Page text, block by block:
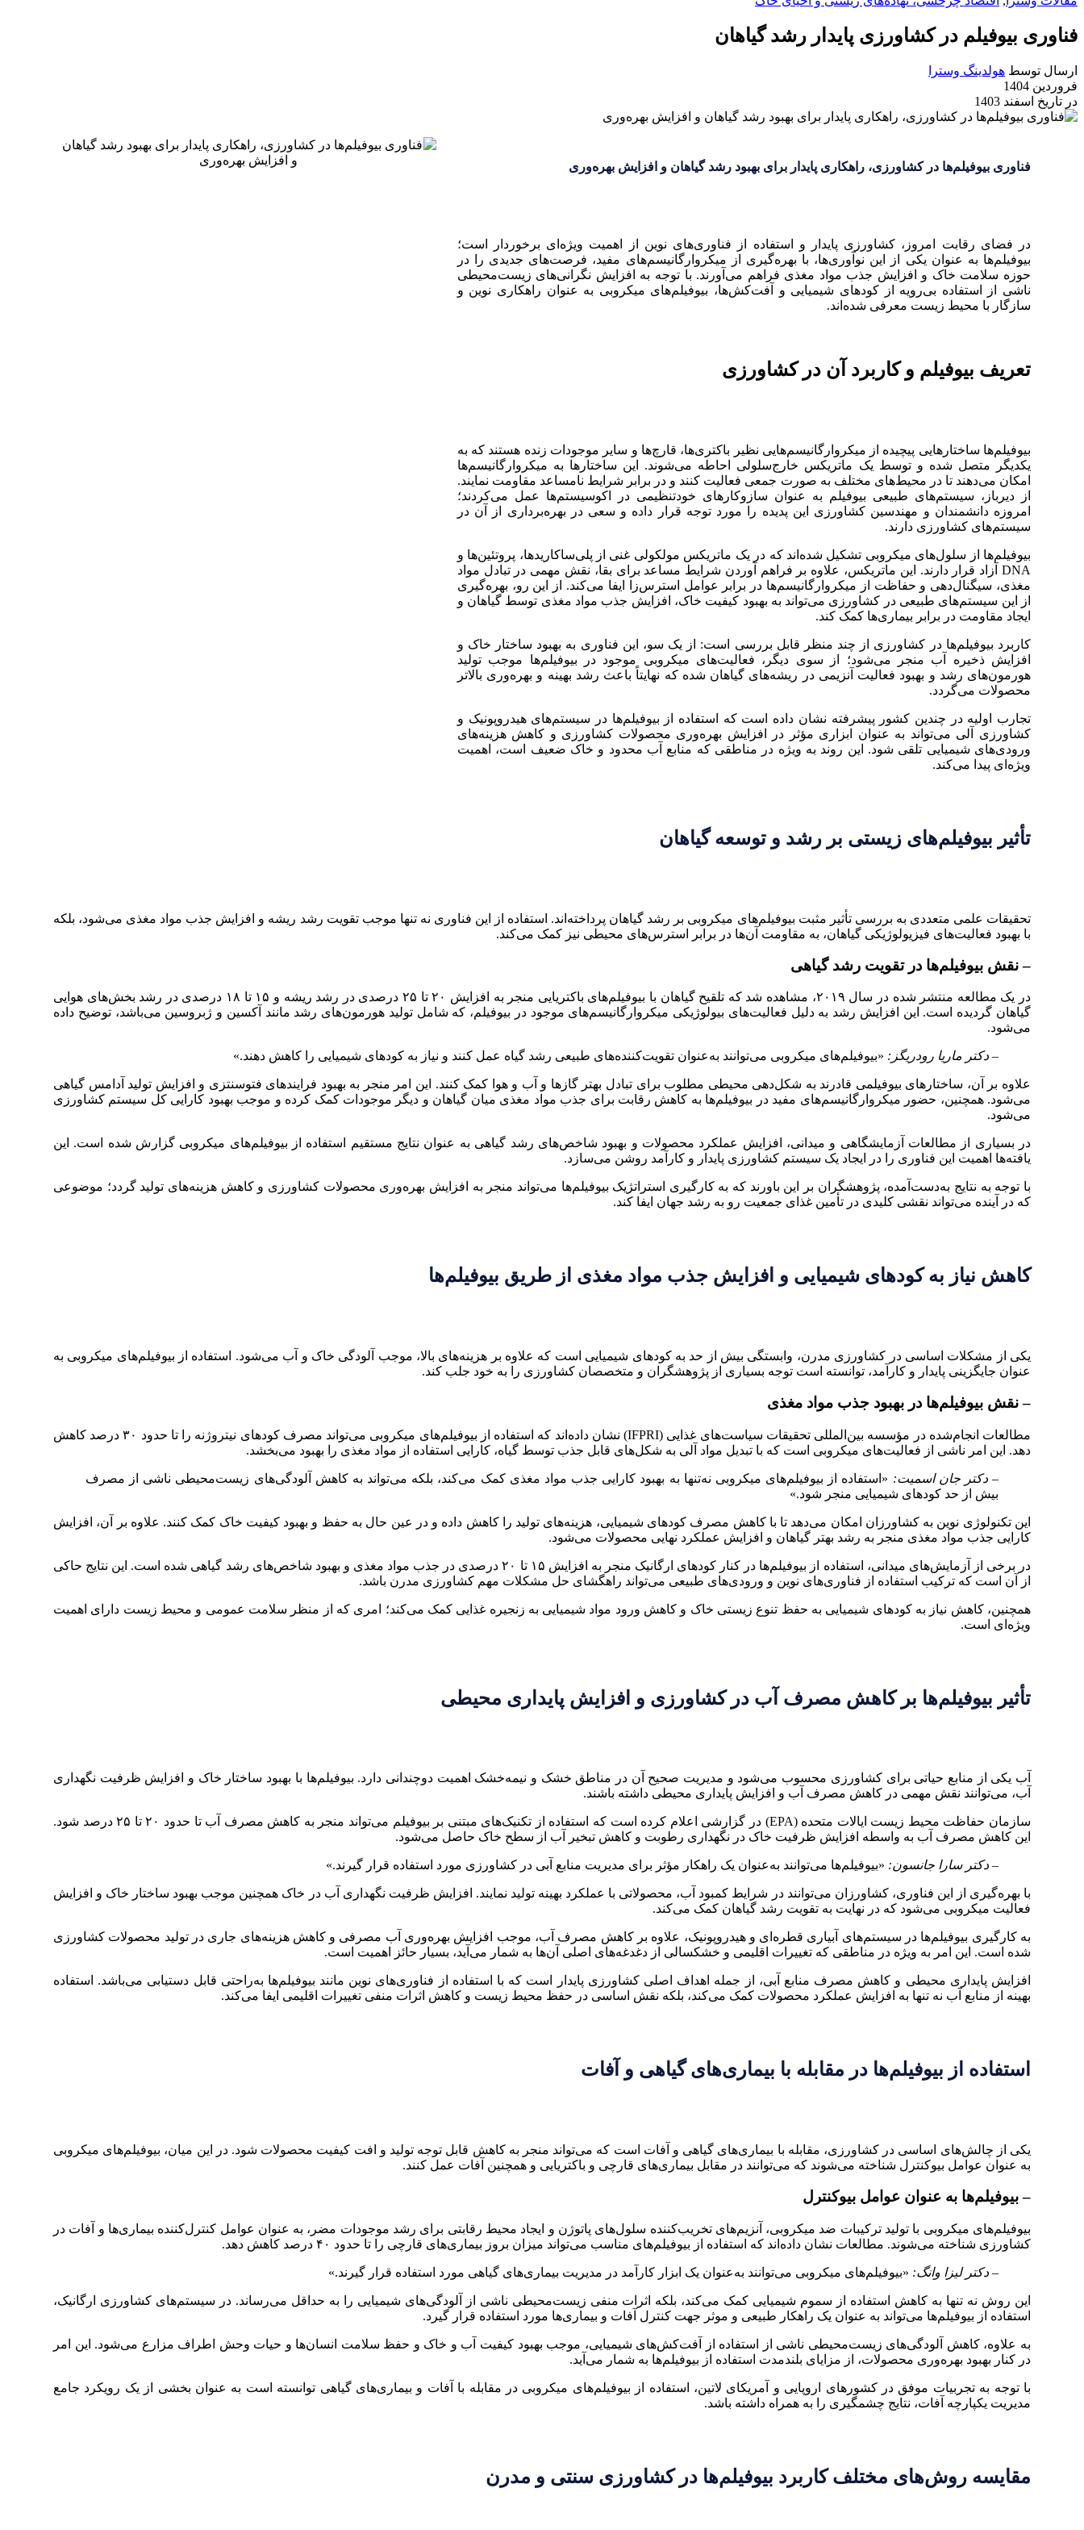
فناوری بیوفیلم در کشاورزی پایدار رشد گیاهان
ارسال توسط هولدینگ وسترا
فروردین 1404
در تاریخ اسفند 1403
فناوری بیوفیلم‌ها در کشاورزی، راهکاری پایدار برای بهبود رشد گیاهان و افزایش بهره‌وری
در فضای رقابت امروز، کشاورزی پایدار و استفاده از فناوری‌های نوین از اهمیت ویژه‌ای برخوردار است؛
بیوفیلم‌ها به عنوان یکی از این نوآوری‌ها، با بهره‌گیری از میکروارگانیسم‌های مفید، فرصت‌های جدیدی را در
حوزه سلامت خاک و افزایش جذب مواد مغذی فراهم می‌آورند. با توجه به افزایش نگرانی‌های زیست‌محیطی
ناشی از استفاده بی‌رویه از کودهای شیمیایی و آفت‌کش‌ها، بیوفیلم‌های میکروبی به عنوان راهکاری نوین و
سازگار با محیط زیست معرفی شده‌اند.
تعریف بیوفیلم و کاربرد آن در کشاورزی
بیوفیلم‌ها ساختارهایی پیچیده از میکروارگانیسم‌هایی نظیر باکتری‌ها، قارچ‌ها و سایر موجودات زنده هستند که به
یکدیگر متصل شده و توسط یک ماتریکس خارج‌سلولی احاطه می‌شوند. این ساختارها به میکروارگانیسم‌ها
امکان می‌دهند تا در محیط‌های مختلف به صورت جمعی فعالیت کنند و در برابر شرایط نامساعد مقاومت نمایند.
از دیرباز، سیستم‌های طبیعی بیوفیلم به عنوان سازوکارهای خودتنظیمی در اکوسیستم‌ها عمل می‌کردند؛
امروزه دانشمندان و مهندسین کشاورزی این پدیده را مورد توجه قرار داده و سعی در بهره‌برداری از آن در
سیستم‌های کشاورزی دارند.
بیوفیلم‌ها از سلول‌های میکروبی تشکیل شده‌اند که در یک ماتریکس مولکولی غنی از پلی‌ساکاریدها، پروتئین‌ها و
DNA آزاد قرار دارند. این ماتریکس، علاوه بر فراهم آوردن شرایط مساعد برای بقا، نقش مهمی در تبادل مواد
مغذی، سیگنال‌دهی و حفاظت از میکروارگانیسم‌ها در برابر عوامل استرس‌زا ایفا می‌کند. از این رو، بهره‌گیری
از این سیستم‌های طبیعی در کشاورزی می‌تواند به بهبود کیفیت خاک، افزایش جذب مواد مغذی توسط گیاهان و
ایجاد مقاومت در برابر بیماری‌ها کمک کند.
کاربرد بیوفیلم‌ها در کشاورزی از چند منظر قابل بررسی است: از یک سو، این فناوری به بهبود ساختار خاک و
افزایش ذخیره آب منجر می‌شود؛ از سوی دیگر، فعالیت‌های میکروبی موجود در بیوفیلم‌ها موجب تولید
هورمون‌های رشد و بهبود فعالیت آنزیمی در ریشه‌های گیاهان شده که نهایتاً باعث رشد بهینه و بهره‌وری بالاتر
محصولات می‌گردد.
تجارب اولیه در چندین کشور پیشرفته نشان داده است که استفاده از بیوفیلم‌ها در سیستم‌های هیدروپونیک و
کشاورزی آلی می‌تواند به عنوان ابزاری مؤثر در افزایش بهره‌وری محصولات کشاورزی و کاهش هزینه‌های
ورودی‌های شیمیایی تلقی شود. این روند به ویژه در مناطقی که منابع آب محدود و خاک ضعیف است، اهمیت
ویژه‌ای پیدا می‌کند.
تأثیر بیوفیلم‌های زیستی بر رشد و توسعه گیاهان
تحقیقات علمی متعددی به بررسی تأثیر مثبت بیوفیلم‌های میکروبی بر رشد گیاهان پرداخته‌اند. استفاده از این فناوری نه تنها موجب تقویت رشد ریشه و افزایش جذب مواد مغذی می‌شود، بلکه
با بهبود فعالیت‌های فیزیولوژیکی گیاهان، به مقاومت آن‌ها در برابر استرس‌های محیطی نیز کمک می‌کند.
– نقش بیوفیلم‌ها در تقویت رشد گیاهی
در یک مطالعه منتشر شده در سال ۲۰۱۹، مشاهده شد که تلقیح گیاهان با بیوفیلم‌های باکتریایی منجر به افزایش ۲۰ تا ۲۵ درصدی در رشد ریشه و ۱۵ تا ۱۸ درصدی در رشد بخش‌های هوایی
گیاهان گردیده است. این افزایش رشد به دلیل فعالیت‌های بیولوژیکی میکروارگانیسم‌های موجود در بیوفیلم، که شامل تولید هورمون‌های رشد مانند آکسین و ژبروسین می‌باشد، توضیح داده
می‌شود.
– دکتر ماریا رودریگز: «بیوفیلم‌های میکروبی می‌توانند به‌عنوان تقویت‌کننده‌های طبیعی رشد گیاه عمل کنند و نیاز به کودهای شیمیایی را کاهش دهند.»
علاوه بر آن، ساختارهای بیوفیلمی قادرند به شکل‌دهی محیطی مطلوب برای تبادل بهتر گازها و آب و هوا کمک کنند. این امر منجر به بهبود فرایندهای فتوسنتزی و افزایش تولید آدامس گیاهی
می‌شود. همچنین، حضور میکروارگانیسم‌های مفید در بیوفیلم‌ها به کاهش رقابت برای جذب مواد مغذی میان گیاهان و دیگر موجودات کمک کرده و موجب بهبود کارایی کل سیستم کشاورزی
می‌شود.
در بسیاری از مطالعات آزمایشگاهی و میدانی، افزایش عملکرد محصولات و بهبود شاخص‌های رشد گیاهی به عنوان نتایج مستقیم استفاده از بیوفیلم‌های میکروبی گزارش شده است. این
یافته‌ها اهمیت این فناوری را در ایجاد یک سیستم کشاورزی پایدار و کارآمد روشن می‌سازد.
با توجه به نتایج به‌دست‌آمده، پژوهشگران بر این باورند که به کارگیری استراتژیک بیوفیلم‌ها می‌تواند منجر به افزایش بهره‌وری محصولات کشاورزی و کاهش هزینه‌های تولید گردد؛ موضوعی
که در آینده می‌تواند نقشی کلیدی در تأمین غذای جمعیت رو به رشد جهان ایفا کند.
کاهش نیاز به کودهای شیمیایی و افزایش جذب مواد مغذی از طریق بیوفیلم‌ها
یکی از مشکلات اساسی در کشاورزی مدرن، وابستگی بیش از حد به کودهای شیمیایی است که علاوه بر هزینه‌های بالا، موجب آلودگی خاک و آب می‌شود. استفاده از بیوفیلم‌های میکروبی به
عنوان جایگزینی پایدار و کارآمد، توانسته است توجه بسیاری از پژوهشگران و متخصصان کشاورزی را به خود جلب کند.
– نقش بیوفیلم‌ها در بهبود جذب مواد مغذی
مطالعات انجام‌شده در مؤسسه بین‌المللی تحقیقات سیاست‌های غذایی (IFPRI) نشان داده‌اند که استفاده از بیوفیلم‌های میکروبی می‌تواند مصرف کودهای نیتروژنه را تا حدود ۳۰ درصد کاهش
دهد. این امر ناشی از فعالیت‌های میکروبی است که با تبدیل مواد آلی به شکل‌های قابل جذب توسط گیاه، کارایی استفاده از مواد مغذی را بهبود می‌بخشد.
– دکتر جان اسمیت: «استفاده از بیوفیلم‌های میکروبی نه‌تنها به بهبود کارایی جذب مواد مغذی کمک می‌کند، بلکه می‌تواند به کاهش آلودگی‌های زیست‌محیطی ناشی از مصرف
بیش از حد کودهای شیمیایی منجر شود.»
این تکنولوژی نوین به کشاورزان امکان می‌دهد تا با کاهش مصرف کودهای شیمیایی، هزینه‌های تولید را کاهش داده و در عین حال به حفظ و بهبود کیفیت خاک کمک کنند. علاوه بر آن، افزایش
کارایی جذب مواد مغذی منجر به رشد بهتر گیاهان و افزایش عملکرد نهایی محصولات می‌شود.
در برخی از آزمایش‌های میدانی، استفاده از بیوفیلم‌ها در کنار کودهای ارگانیک منجر به افزایش ۱۵ تا ۲۰ درصدی در جذب مواد مغذی و بهبود شاخص‌های رشد گیاهی شده است. این نتایج حاکی
از آن است که ترکیب استفاده از فناوری‌های نوین و ورودی‌های طبیعی می‌تواند راهگشای حل مشکلات مهم کشاورزی مدرن باشد.
همچنین، کاهش نیاز به کودهای شیمیایی به حفظ تنوع زیستی خاک و کاهش ورود مواد شیمیایی به زنجیره غذایی کمک می‌کند؛ امری که از منظر سلامت عمومی و محیط زیست دارای اهمیت
ویژه‌ای است.
تأثیر بیوفیلم‌ها بر کاهش مصرف آب در کشاورزی و افزایش پایداری محیطی
آب یکی از منابع حیاتی برای کشاورزی محسوب می‌شود و مدیریت صحیح آن در مناطق خشک و نیمه‌خشک اهمیت دوچندانی دارد. بیوفیلم‌ها با بهبود ساختار خاک و افزایش ظرفیت نگهداری
آب، می‌توانند نقش مهمی در کاهش مصرف آب و افزایش پایداری محیطی داشته باشند.
سازمان حفاظت محیط زیست ایالات متحده (EPA) در گزارشی اعلام کرده است که استفاده از تکنیک‌های مبتنی بر بیوفیلم می‌تواند منجر به کاهش مصرف آب تا حدود ۲۰ تا ۲۵ درصد شود.
این کاهش مصرف آب به واسطه افزایش ظرفیت خاک در نگهداری رطوبت و کاهش تبخیر آب از سطح خاک حاصل می‌شود.
– دکتر سارا جانسون: «بیوفیلم‌ها می‌توانند به‌عنوان یک راهکار مؤثر برای مدیریت منابع آبی در کشاورزی مورد استفاده قرار گیرند.»
با بهره‌گیری از این فناوری، کشاورزان می‌توانند در شرایط کمبود آب، محصولاتی با عملکرد بهینه تولید نمایند. افزایش ظرفیت نگهداری آب در خاک همچنین موجب بهبود ساختار خاک و افزایش
فعالیت میکروبی می‌شود که در نهایت به تقویت رشد گیاهان کمک می‌کند.
به کارگیری بیوفیلم‌ها در سیستم‌های آبیاری قطره‌ای و هیدروپونیک، علاوه بر کاهش مصرف آب، موجب افزایش بهره‌وری آب مصرفی و کاهش هزینه‌های جاری در تولید محصولات کشاورزی
شده است. این امر به ویژه در مناطقی که تغییرات اقلیمی و خشکسالی از دغدغه‌های اصلی آن‌ها به شمار می‌آید، بسیار حائز اهمیت است.
افزایش پایداری محیطی و کاهش مصرف منابع آبی، از جمله اهداف اصلی کشاورزی پایدار است که با استفاده از فناوری‌های نوین مانند بیوفیلم‌ها به‌راحتی قابل دستیابی می‌باشد. استفاده
بهینه از منابع آب نه تنها به افزایش عملکرد محصولات کمک می‌کند، بلکه نقش اساسی در حفظ محیط زیست و کاهش اثرات منفی تغییرات اقلیمی ایفا می‌کند.
استفاده از بیوفیلم‌ها در مقابله با بیماری‌های گیاهی و آفات
یکی از چالش‌های اساسی در کشاورزی، مقابله با بیماری‌های گیاهی و آفات است که می‌تواند منجر به کاهش قابل توجه تولید و افت کیفیت محصولات شود. در این میان، بیوفیلم‌های میکروبی
به عنوان عوامل بیوکنترل شناخته می‌شوند که می‌توانند در مقابل بیماری‌های قارچی و باکتریایی و همچنین آفات عمل کنند.
– بیوفیلم‌ها به عنوان عوامل بیوکنترل
بیوفیلم‌های میکروبی با تولید ترکیبات ضد میکروبی، آنزیم‌های تخریب‌کننده سلول‌های پاتوژن و ایجاد محیط رقابتی برای رشد موجودات مضر، به عنوان عوامل کنترل‌کننده بیماری‌ها و آفات در
کشاورزی شناخته می‌شوند. مطالعات نشان داده‌اند که استفاده از بیوفیلم‌های مناسب می‌تواند میزان بروز بیماری‌های قارچی را تا حدود ۴۰ درصد کاهش دهد.
– دکتر لیزا وانگ: «بیوفیلم‌های میکروبی می‌توانند به‌عنوان یک ابزار کارآمد در مدیریت بیماری‌های گیاهی مورد استفاده قرار گیرند.»
این روش نه تنها به کاهش استفاده از سموم شیمیایی کمک می‌کند، بلکه اثرات منفی زیست‌محیطی ناشی از آلودگی‌های شیمیایی را به حداقل می‌رساند. در سیستم‌های کشاورزی ارگانیک،
استفاده از بیوفیلم‌ها می‌تواند به عنوان یک راهکار طبیعی و موثر جهت کنترل آفات و بیماری‌ها مورد استفاده قرار گیرد.
به علاوه، کاهش آلودگی‌های زیست‌محیطی ناشی از استفاده از آفت‌کش‌های شیمیایی، موجب بهبود کیفیت آب و خاک و حفظ سلامت انسان‌ها و حیات وحش اطراف مزارع می‌شود. این امر
در کنار بهبود بهره‌وری محصولات، از مزایای بلندمدت استفاده از بیوفیلم‌ها به شمار می‌آید.
با توجه به تجربیات موفق در کشورهای اروپایی و آمریکای لاتین، استفاده از بیوفیلم‌های میکروبی در مقابله با آفات و بیماری‌های گیاهی توانسته است به عنوان بخشی از یک رویکرد جامع
مدیریت یکپارچه آفات، نتایج چشمگیری را به همراه داشته باشد.
مقایسه روش‌های مختلف کاربرد بیوفیلم‌ها در کشاورزی سنتی و مدرن